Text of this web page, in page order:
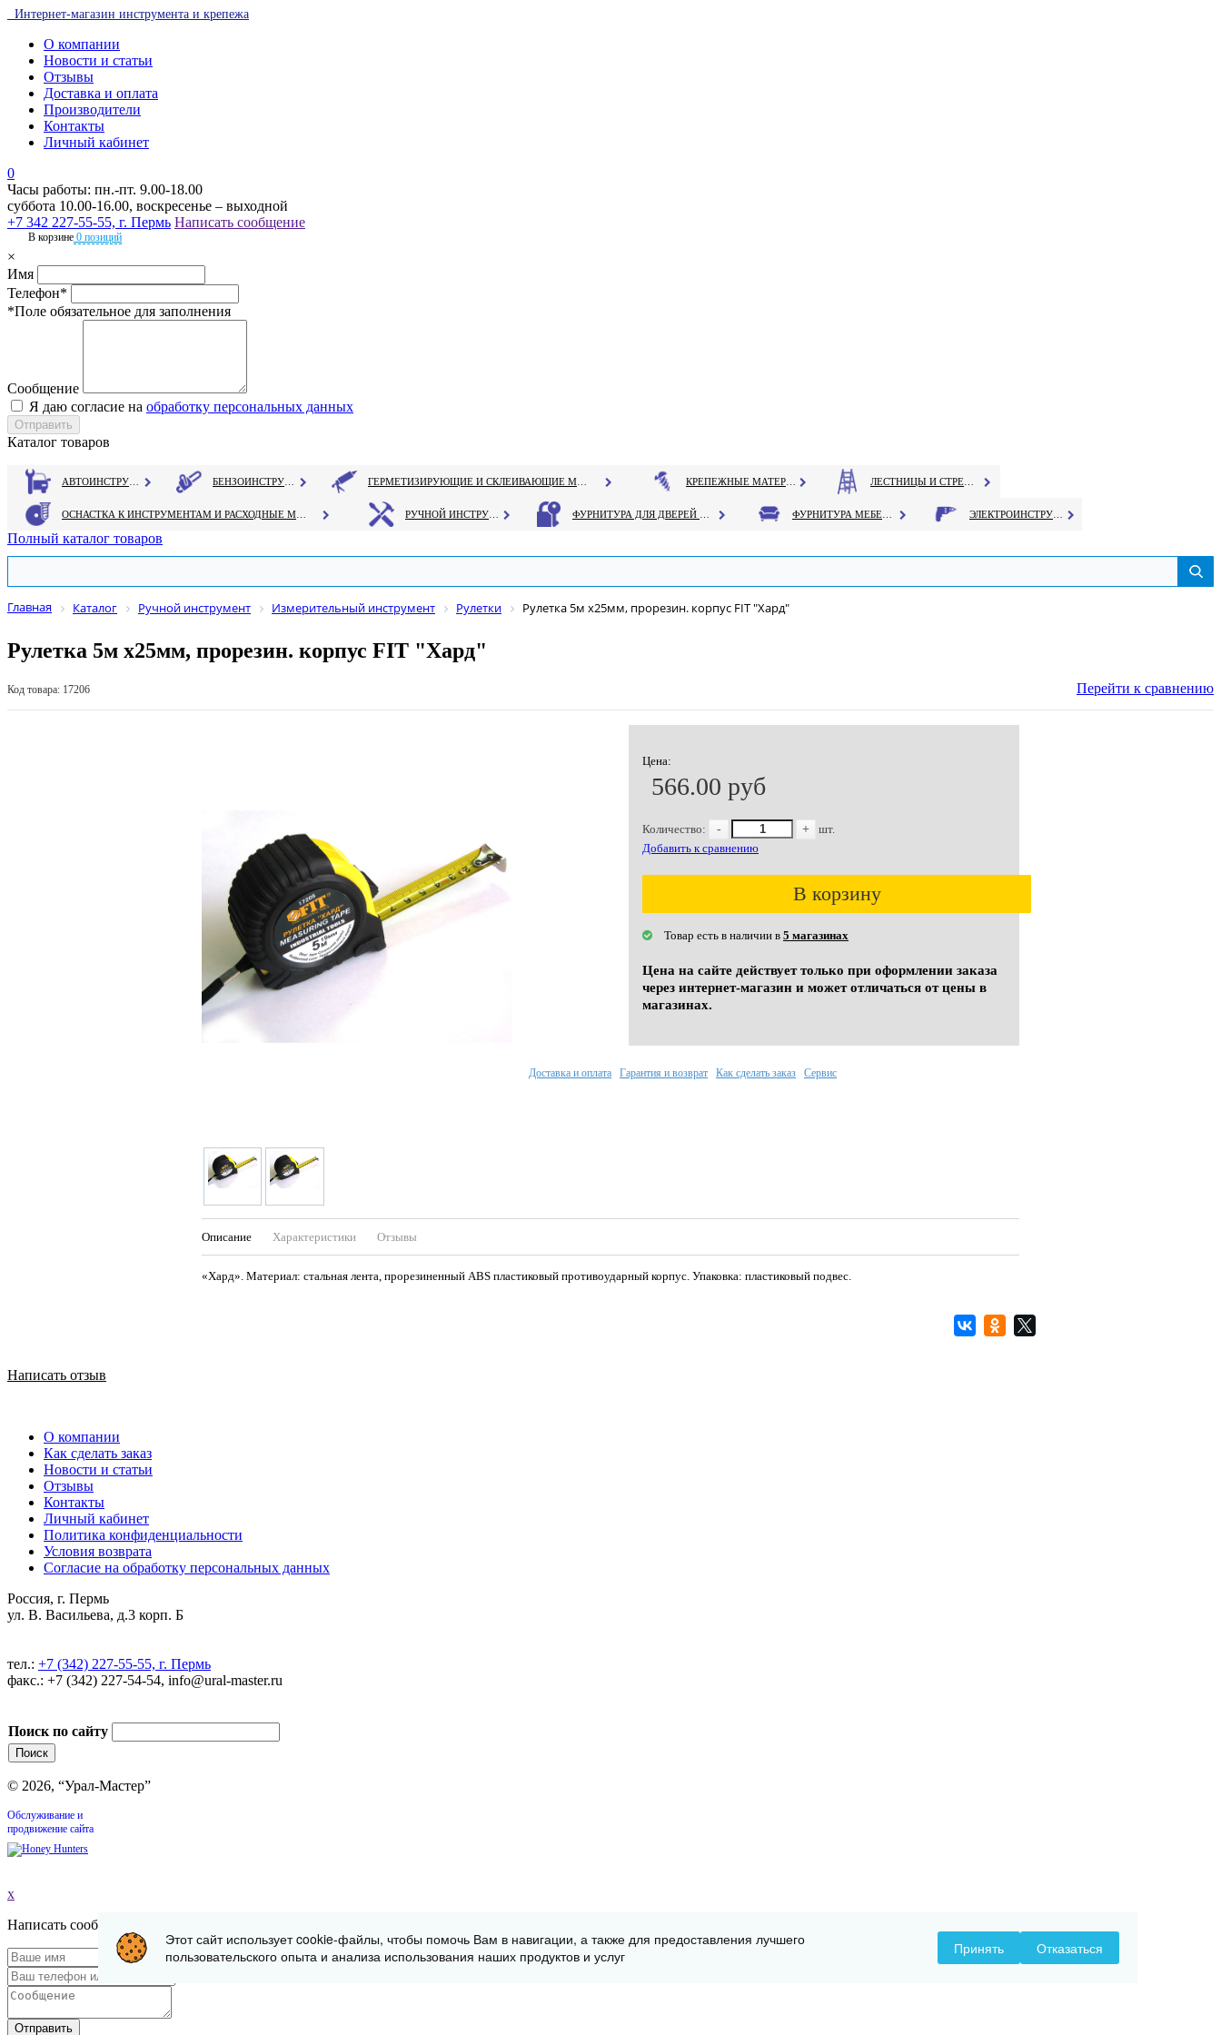
Интернет-магазин инструмента и крепежа
О компании
Новости и статьи
Отзывы
Доставка и оплата
Производители
Контакты
Личный кабинет
0
Часы работы: пн.-пт. 9.00-18.00
суббота 10.00-16.00, воскресенье – выходной
+7 342 227-55-55, г. Пермь Написать сообщение
В корзине 0 позиций
×
Имя
Телефон*
*Поле обязательное для заполнения
Сообщение
Я даю согласие на обработку персональных данных
Каталог товаров
Полный каталог товаров
Главная Каталог Ручной инструмент Измерительный инструмент Рулетки Рулетка 5м х25мм, прорезин. корпус FIT "Хард"
Рулетка 5м х25мм, прорезин. корпус FIT "Хард"
Код товара: 17206 Перейти к сравнению
Цена:
566.00 руб
Количество: - +
шт.
Добавить к сравнению
В корзину
Товар есть в наличии в 5 магазинах
Цена на сайте действует только при оформлении заказа
через интернет-магазин и может отличаться от цены в
магазинах.
Описание Характеристики Отзывы
«Хард». Материал: стальная лента, прорезиненный ABS пластиковый противоударный корпус. Упаковка: пластиковый подвес.
Доставка и оплата Гарантия и возврат Как сделать заказ Сервис
Написать отзыв
О компании
Как сделать заказ
Новости и статьи
Отзывы
Контакты
Личный кабинет
Политика конфиденциальности
Условия возврата
Согласие на обработку персональных данных
Россия, г. Пермь
ул. В. Васильева, д.3 корп. Б
тел.: +7 (342) 227-55-55, г. Пермь
факс.: +7 (342) 227-54-54, info@ural-master.ru
Поиск по сайту
© 2026, “Урал-Мастер”
Обслуживание и
продвижение сайта
x
Написать сообщение
Отправить
Этот сайт использует cookie-файлы, чтобы помочь Вам в навигации, а также для предоставления лучшего
пользовательского опыта и анализа использования наших продуктов и услуг
Принять Отказаться